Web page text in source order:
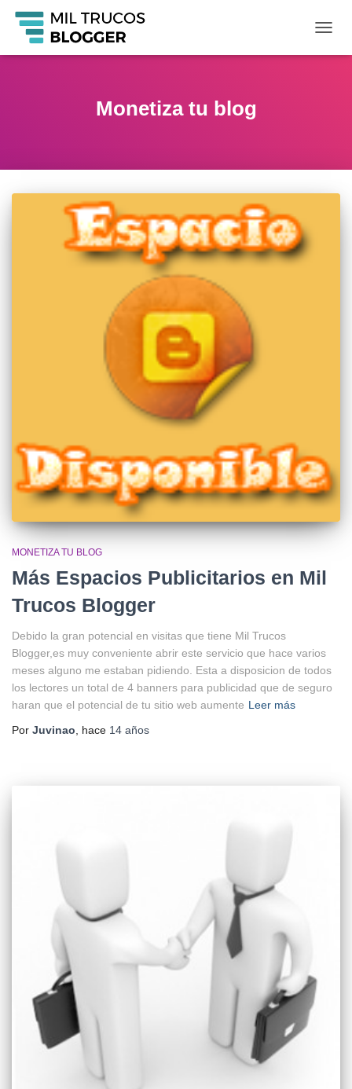
MODO
Monetiza tu blog
MONETIZA TU BLOG
Más Espacios Publicitarios en Mil
Trucos Blogger
Debido la gran potencial en visitas que tiene Mil Trucos
Blogger,es muy conveniente abrir este servicio que hace varios
meses alguno me estaban pidiendo. Esta a disposicion de todos
los lectores un total de 4 banners para publicidad que de seguro
haran que el potencial de tu sitio web aumente Leer más
Por Juvinao , hace 14 años